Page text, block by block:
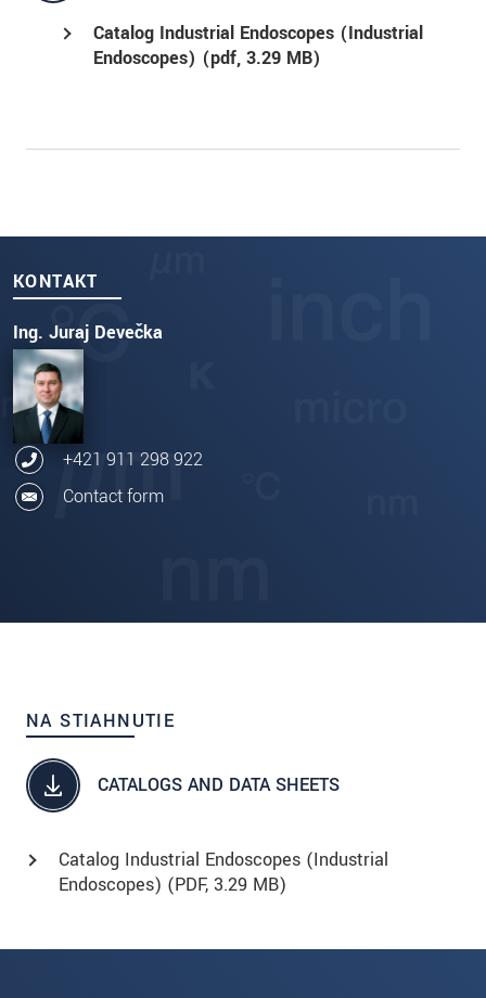
Catalog Industrial Endoscopes (Industrial
Endoscopes) (pdf, 3.29 MB)
KONTAKT
Ing. Juraj Devečka
+421 911 298 922
Contact form
NA STIAHNUTIE
CATALOGS AND DATA SHEETS
Catalog Industrial Endoscopes (Industrial
Endoscopes) (PDF, 3.29 MB)